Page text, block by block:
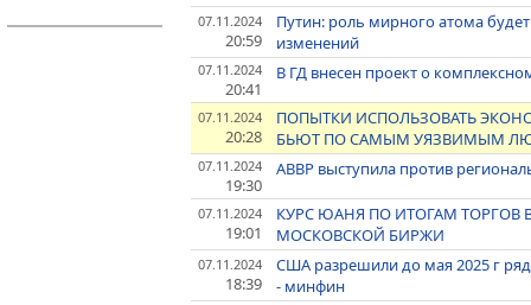
07.11.2024
20:59
Путин: роль мирного атома
изменений
07.11.2024
20:41
В ГД внесен проект о
07.11.2024
20:28
ПОПЫТКИ ИСПОЛЬЗОВАТЬ
БЬЮТ ПО САМЫМ УЯЗВИМЫМ
07.11.2024
19:30
АВВР выступила против
07.11.2024
19:01
КУРС ЮАНЯ ПО ИТОГАМ ТОРГОВ
МОСКОВСКОЙ БИРЖИ
07.11.2024
18:39
США разрешили до мая 2025 г
- минфин